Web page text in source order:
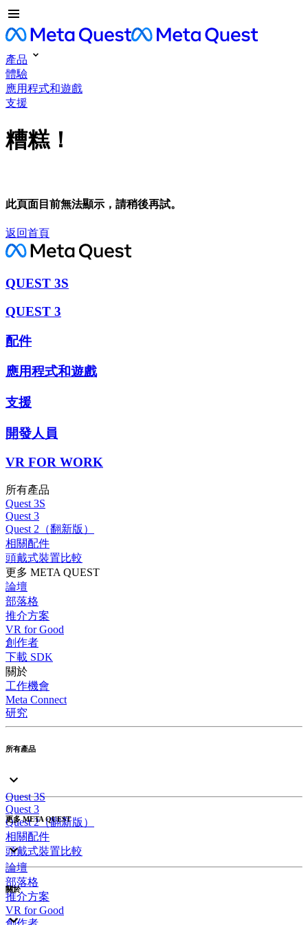
產品
體驗
應用程式和遊戲
支援
糟糕！
此頁面目前無法顯示，請稍後再試。
返回首頁
QUEST 3S
QUEST 3
配件
應用程式和遊戲
支援
開發人員
VR FOR WORK
所有產品
Quest 3S
Quest 3
Quest 2（翻新版）
相關配件
頭戴式裝置比較
更多 META QUEST
論壇
部落格
推介方案
VR for Good
創作者
下載 SDK
關於
工作機會
Meta Connect
研究
所有產品
Quest 3S
Quest 3
Quest 2（翻新版）
相關配件
頭戴式裝置比較
更多 META QUEST
論壇
部落格
推介方案
VR for Good
關於